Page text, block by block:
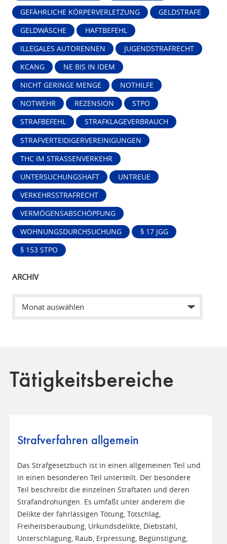
GEFÄHRLICHE KÖRPERVERLETZUNG GELDSTRAFE
GELDWÄSCHE HAFTBEFEHL
ILLEGALES AUTORENNEN JUGENDSTRAFRECHT
KCANG NE BIS IN IDEM
NICHT GERINGE MENGE NOTHILFE
NOTWEHR REZENSION STPO
STRAFBEFEHL STRAFKLAGEVERBRAUCH
STRAFVERTEIDIGERVEREINIGUNGEN
THC IM STRASSENVERKEHR
UNTERSUCHUNGSHAFT UNTREUE
VERKEHRSSTRAFRECHT
VERMÖGENSABSCHÖPFUNG
WOHNUNGSDURCHSUCHUNG § 17 JGG
§ 153 STPO
ARCHIV
Tätigkeitsbereiche
Strafverfahren allgemein
Das Strafgesetzbuch ist in einen allgemeinen Teil und
in einen besonderen Teil unterteilt. Der besondere
Teil beschreibt die einzelnen Straftaten und deren
Strafandrohungen. Es umfaßt unter anderem die
Delikte der fahrlässigen Tötung, Totschlag,
Freiheitsberaubung, Urkundsdelikte, Diebstahl,
Unterschlagung, Raub, Erpressung, Begünstigung,